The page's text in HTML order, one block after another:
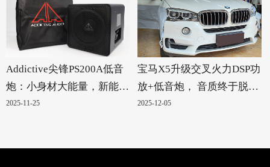
Addictive尖锋PS200A低音
炮：小身材大能量，新能源
汽车的绝配！
2025-11-25
宝马X5升级交叉火力DSP功
放+低音炮， 音质终于脱胎
换骨
2025-12-05